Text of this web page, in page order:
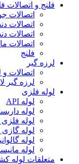
فلنج و اتصالات
اتصالات
اتصالات
اتصالات
اتصالات
فلنج
لرزه گیر
اتصالات و
لرزه گیر
لوله فلزی
لوله API
لوله
لوله فلزی
لوله
لوله
لوله
متعلقات لوله